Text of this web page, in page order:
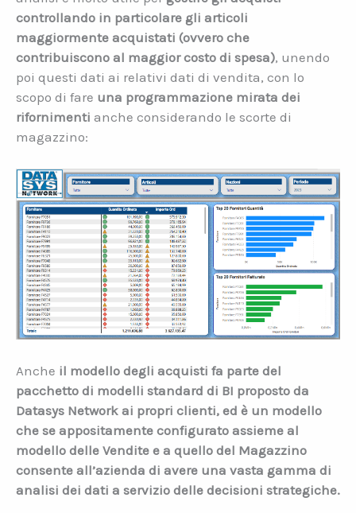
controllando in particolare gli articoli
maggiormente acquistati (ovvero che
contribuiscono al maggior costo di spesa), unendo
poi questi dati ai relativi dati di vendita, con lo
scopo di fare una programmazione mirata dei
rifornimenti anche considerando le scorte di
magazzino:
Anche il modello degli acquisti fa parte del
pacchetto di modelli standard di BI proposto da
Datasys Network ai propri clienti, ed è un modello
che se appositamente configurato assieme al
modello delle Vendite e a quello del Magazzino
consente all’azienda di avere una vasta gamma di
analisi dei dati a servizio delle decisioni strategiche.